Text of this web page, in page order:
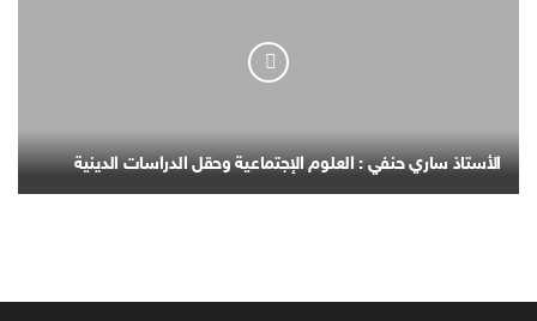
الأستاذ ساري حنفي : العلوم الإجتماعية وحقل الدراسات الدينية